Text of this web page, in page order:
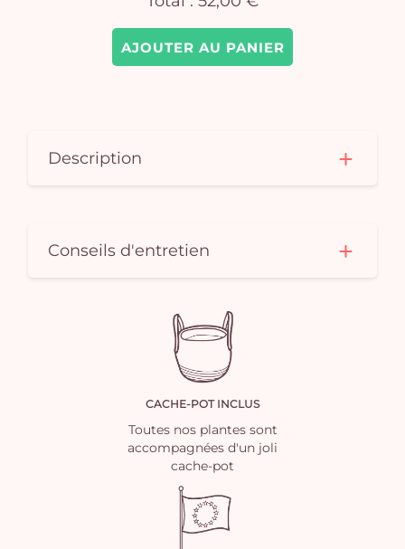
AJOUTER AU PANIER
Description
Conseils d'entretien
CACHE-POT INCLUS
Toutes nos plantes sont
accompagnées d'un joli
cache-pot